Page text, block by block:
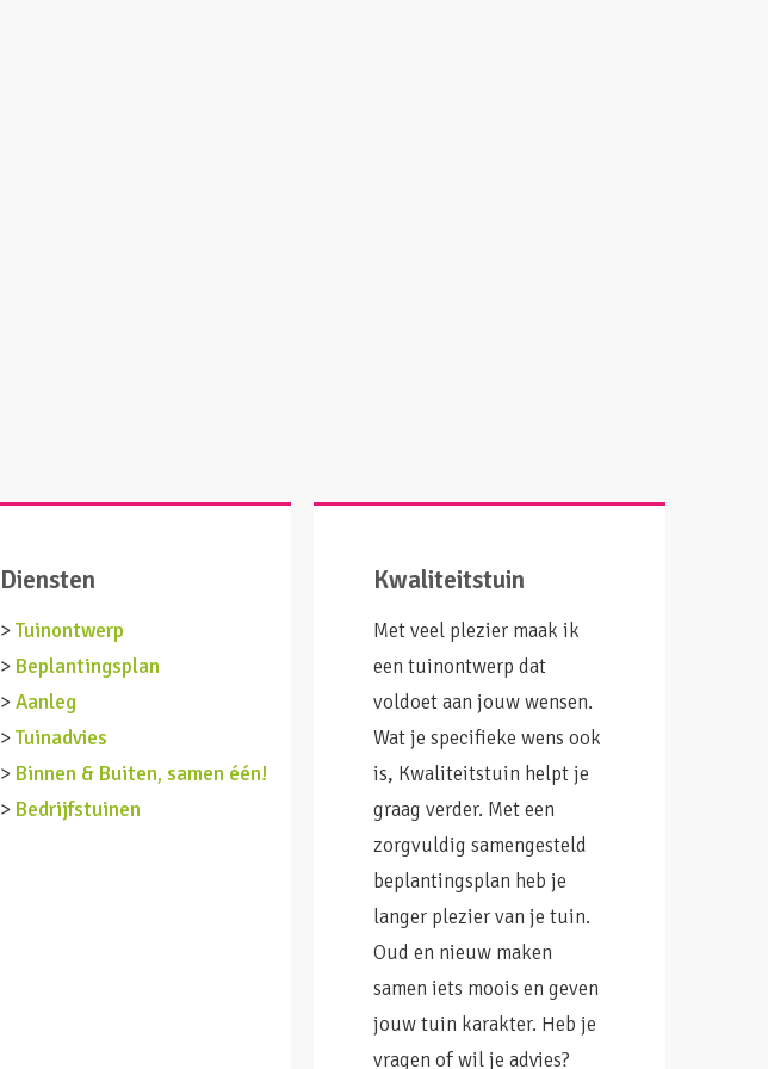
Diensten
>Tuinontwerp
> Beplantingsplan
>Aanleg
>Tuinadvies
> Binnen & Buiten, samen één!
> Bedrijfstuinen
Kwaliteitstuin
Met veel plezier maak ik
een tuinontwerp dat
voldoet aan jouw wensen.
Wat je specifieke wens ook
is, Kwaliteitstuin helpt je
graag verder. Met een
zorgvuldig samengesteld
beplantingsplan heb je
langer plezier van je tuin.
Oud en nieuw maken
samen iets moois en geven
jouw tuin karakter. Heb je
vragen of wil je advies?